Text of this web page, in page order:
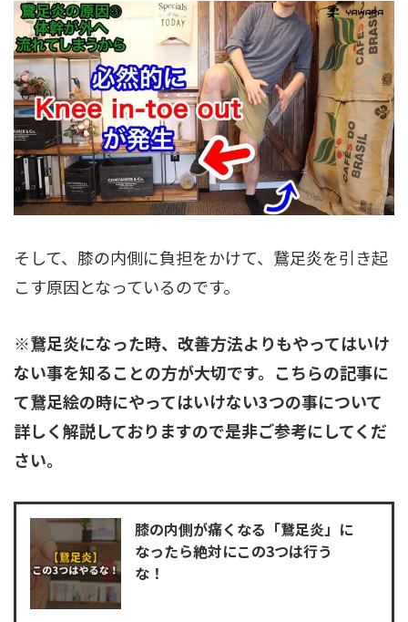
そして、膝の内側に負担をかけて、鵞足炎を引き起
こす原因となっているのです。
※鵞足炎になった時、改善方法よりもやってはいけ
ない事を知ることの方が大切です。こちらの記事に
て鵞足絵の時にやってはいけない3つの事について
詳しく解説しておりますので是非ご参考にしてくだ
さい。
膝の内側が痛くなる「鵞足炎」に
なったら絶対にこの3つは行う
な！